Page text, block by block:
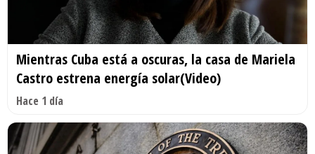
Mientras Cuba está a oscuras, la casa de Mariela
Castro estrena energía solar(Video)
Hace 1 día